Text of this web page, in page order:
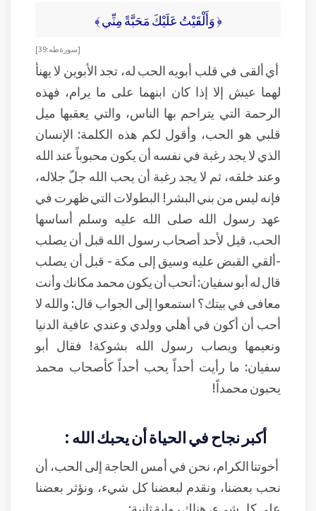
﴿ وَأَلْقَيْتُ عَلَيْكَ مَحَبَّةً مِنِّي ﴾
[ سورة طه: 39]
أي ألقى في قلب أبويه الحب له، تجد الأبوين لا يهنأ
لهما عيش إلا إذا كان ابنهما على ما يرام، فهذه
الرحمة التي يتراحم بها الناس، والتي يعقبها ميل
قلبي هو الحب، وأقول لكم هذه الكلمة: الإنسان
الذي لا يجد رغبة في نفسه أن يكون محبوباً عند الله
وعند خلقه، ثم لا يجد رغبة أن يحب الله جلّ جلاله،
فإنه ليس من بني البشر! البطولات التي ظهرت في
عهد رسول الله صلى الله عليه وسلم أساسها
الحب، قيل لأحد أصحاب رسول الله قبل أن يصلب
-ألقي القبض عليه وسيق إلى مكة - قبل أن يصلب
قال له أبو سفيان: أتحب أن يكون محمد مكانك وأنت
معافى في بيتك؟ استمعوا إلى الجواب قال: والله لا
أحب أن أكون في أهلي وولدي وعندي عافية الدنيا
ونعيمها ويصاب رسول الله بشوكة! فقال أبو
سفيان: ما رأيت أحداً يحب أحداً كأصحاب محمد
يحبون محمداً!
أكبر نجاح في الحياة أن يحبك الله :
أخوتنا الكرام، نحن في أمس الحاجة إلى الحب، أن
نحب بعضنا، ونقدم لبعضنا كل شيء، ونؤثر بعضنا